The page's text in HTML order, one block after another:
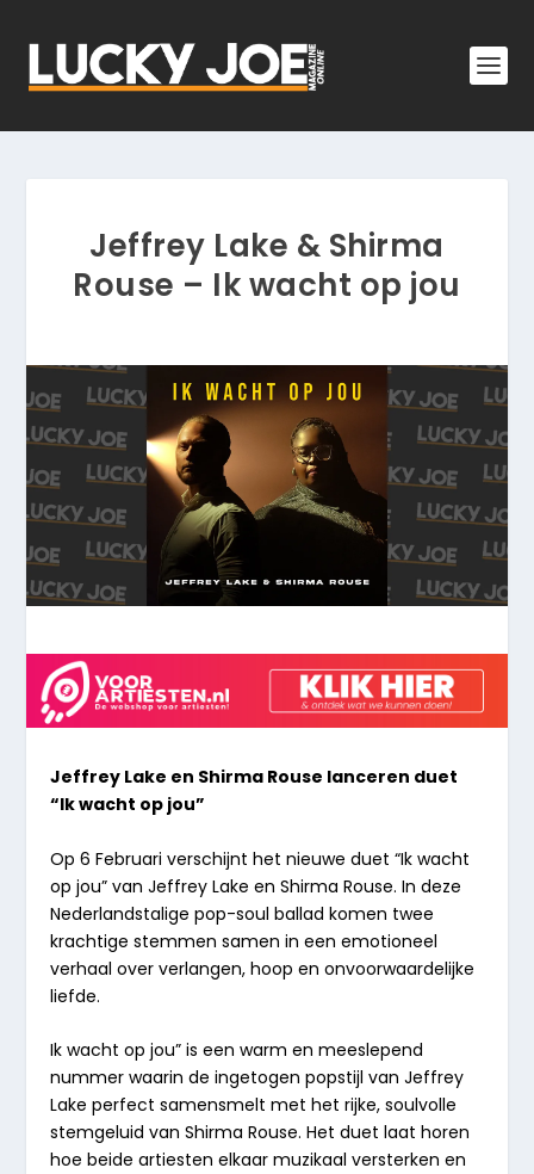
Jeffrey Lake & Shirma
Rouse – Ik wacht op jou
Jeffrey Lake en Shirma Rouse lanceren duet
“Ik wacht op jou”
Op 6 Februari verschijnt het nieuwe duet “Ik wacht
op jou” van Jeffrey Lake en Shirma Rouse. In deze
Nederlandstalige pop-soul ballad komen twee
krachtige stemmen samen in een emotioneel
verhaal over verlangen, hoop en onvoorwaardelijke
liefde.
Ik wacht op jou” is een warm en meeslepend
nummer waarin de ingetogen popstijl van Jeffrey
Lake perfect samensmelt met het rijke, soulvolle
stemgeluid van Shirma Rouse. Het duet laat horen
hoe beide artiesten elkaar muzikaal versterken en